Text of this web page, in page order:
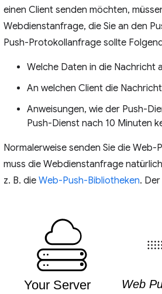
einen Client senden möchten,
Webdienstanfrage, die Sie an den
Push-Protokollanfrage sollte
Welche Daten in die Nachricht
An welchen Client die
Anweisungen, wie der Push-
Push-Dienst nach 10 Minuten
Normalerweise senden Sie die
muss die Webdienstanfrage
z. B. die Web-Push-Bibliotheken.